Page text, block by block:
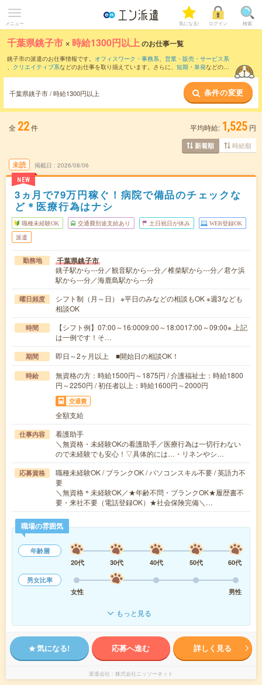
メニュー 気になる! ログイン 検索
千葉県銚子市 × 時給1300円以上のお仕事一覧
銚子市の派遣のお仕事情報です。 オフィスワーク・事務系、 営業・販売・サービス系
、 クリエイティブ系などのお仕事を取り揃えています。さらに、 短期 ・ 単発などの期
千葉県銚子市 / 時給1300円以上 条件の変更
全 22件 平均時給: 1,525 円
新着順 時給順
未読
NEW
掲載日 2026/08/06
3ヵ月で79万円稼ぐ！病院で備品のチェックな
ど＊医療行為はナシ
職種未経験OK 交通費別途支給あり 土日祝日が休み WEB登録OK
派遣
勤務地 千葉県銚子市
銚子駅から---分／観音駅から---分／椎柴駅から---分／君ケ浜
駅から---分／海鹿島駅から---分
曜日頻度
シフト制（月～日） ※平日のみなどの相談もOK ※週3なども
相談OK
時間
【シフト例】07:00～16:0009:00～18:0017:00～09:00※ 上記
は一例です！そ…
期間 即日～2ヶ月以上 ■開始日の相談OK！
時給
無資格の方：時給1500円～1875円 / 介護福祉士：時給1800
円～2250円 / 初任者以上：時給1600円～2000円
交通費
全額支給
仕事内容
看護助手
＼無資格・未経験OKの看護助手／医療行為は一切行わない
ので未経験でも安心！▽具体的には…・リネンやシ…
応募資格
職種未経験OK / ブランクOK / パソコンスキル不要 / 英語力不
要
＼無資格＊未経験OK／★年齢不問・ブランクOK★履歴書不
要・来社不要（電話登録OK）★社会保険完備＼…
職場の雰囲気
年齢層
20代
30代 40代 50代
60代
男女比率
女性
男性
もっと見る
気になる! 応募へ進む 詳しく見る
派遣会社 株式会社ニッソーネット